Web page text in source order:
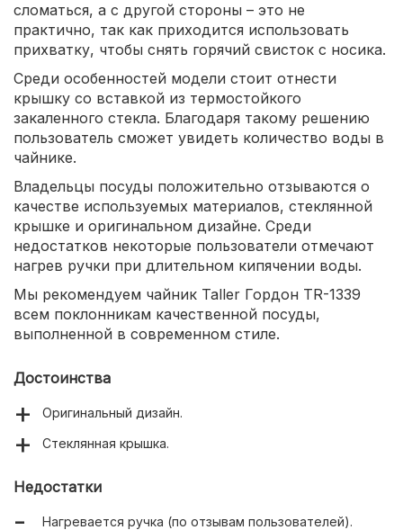
сломаться, а с другой стороны – это не
практично, так как приходится использовать
прихватку, чтобы снять горячий свисток с носика.
Среди особенностей модели стоит отнести
крышку со вставкой из термостойкого
закаленного стекла. Благодаря такому решению
пользователь сможет увидеть количество воды в
чайнике.
Владельцы посуды положительно отзываются о
качестве используемых материалов, стеклянной
крышке и оригинальном дизайне. Среди
недостатков некоторые пользователи отмечают
нагрев ручки при длительном кипячении воды.
Мы рекомендуем чайник Taller Гордон TR-1339
всем поклонникам качественной посуды,
выполненной в современном стиле.
Достоинства
Оригинальный дизайн.
Стеклянная крышка.
Недостатки
Нагревается ручка (по отзывам пользователей).